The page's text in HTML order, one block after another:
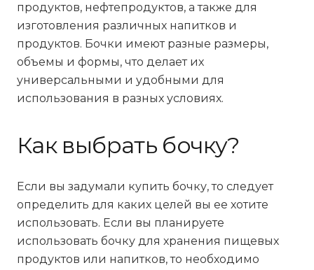
продуктов, нефтепродуктов, а также для
изготовления различных напитков и
продуктов. Бочки имеют разные размеры,
объемы и формы, что делает их
универсальными и удобными для
использования в разных условиях.
Как выбрать бочку?
Если вы задумали купить бочку, то следует
определить для каких целей вы ее хотите
использовать. Если вы планируете
использовать бочку для хранения пищевых
продуктов или напитков, то необходимо